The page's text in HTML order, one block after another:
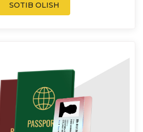
SOTIB OLISH